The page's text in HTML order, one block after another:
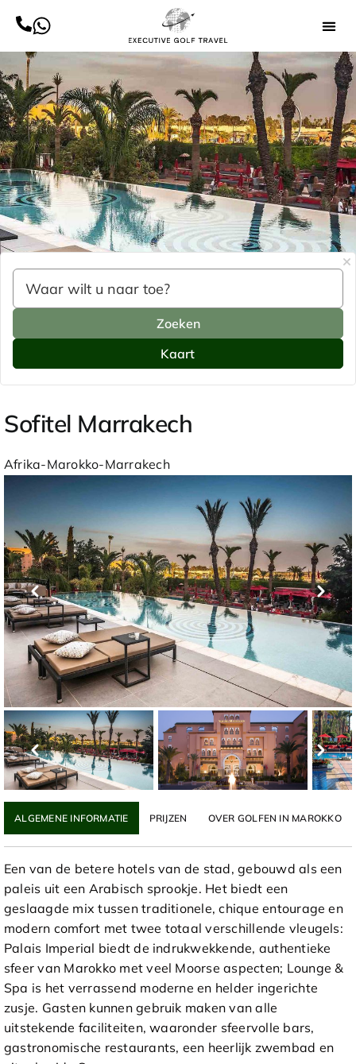
Zoeken
Kaart
Sofitel Marrakech
Afrika-Marokko-Marrakech
ALGEMENE INFORMATIE PRIJZEN OVER GOLFEN IN MAROKKO
Een van de betere hotels van de stad, gebouwd als een
paleis uit een Arabisch sprookje. Het biedt een
geslaagde mix tussen traditionele, chique entourage en
modern comfort met twee totaal verschillende vleugels:
Palais Imperial biedt de indrukwekkende, authentieke
sfeer van Marokko met veel Moorse aspecten; Lounge &
Spa is het verrassend moderne en helder ingerichte
zusje. Gasten kunnen gebruik maken van alle
uitstekende faciliteiten, waaronder sfeervolle bars,
gastronomische restaurants, een heerlijk zwembad en